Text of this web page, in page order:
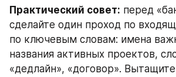
Практический совет: перед
сделайте один проход по
по ключевым словам: имена
названия активных проектов,
«дедлайн», «договор». Вытащите